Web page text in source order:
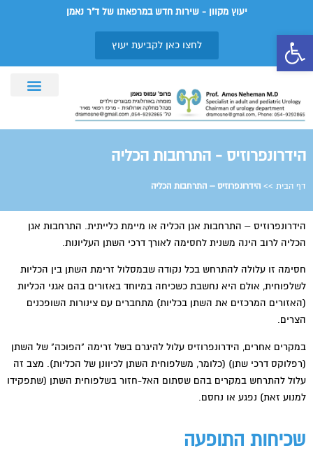
יעוץ מקוון - שירות חדש במרפאתו של ד"ר נאמן
לחצו כאן לקביעת יעוץ
הידרונפרוזיס - התרחבות הכליה
דף הבית >> הידרונפרוזיס – התרחבות הכליה
הידרונפרוזיס – התרחבות אגן הכליה או מיימת כלייתית. התרחבות אגן
הכליה לרוב הינה משנית לחסימה לאורך דרכי השתן העליונות.
חסימה זו עלולה להתרחש בכל נקודה שבמסלול זרימת השתן בין הכליות
לשלפוחית, אולם היא נחשבת כשכיחה במיוחד באזורים בהם אגני הכליות
(האזורים המרכזים את השתן בכליות) מתחברים עם צינורות השופכנים
הצרים.
במקרים אחרים, הידרונפרוזיס עלול להיגרם בשל זרימה "הפוכה" של השתן
(רפלוקס דרכי שתן) (כלומר, משלפוחית השתן לכיוונן של הכליות). מצב זה
עלול להתרחש במקרים בהם שסתום האל-חזור בשלפוחית השתן (שתפקידו
למנוע זאת) נפגע או נחסם.
שכיחות התופעה
פתח סרגל נגישות